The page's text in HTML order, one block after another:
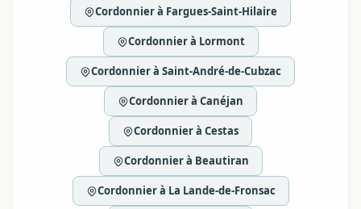
Cordonnier à Fargues-Saint-Hilaire
Cordonnier à Lormont
Cordonnier à Saint-André-de-Cubzac
Cordonnier à Canéjan
Cordonnier à Cestas
Cordonnier à Beautiran
Cordonnier à La Lande-de-Fronsac